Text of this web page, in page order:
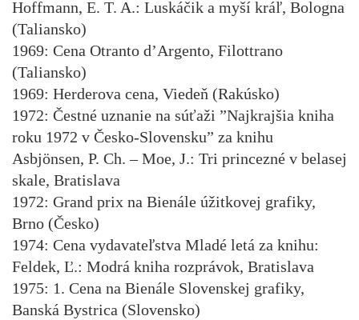
Hoffmann, E. T. A.: Luskáčik a myší kráľ, Bologna
(Taliansko)
1969: Cena Otranto d’Argento, Filottrano
(Taliansko)
1969: Herderova cena, Viedeň (Rakúsko)
1972: Čestné uznanie na súťaži ”Najkrajšia kniha
roku 1972 v Česko-Slovensku” za knihu
Asbjönsen, P. Ch. – Moe, J.: Tri princezné v belasej
skale, Bratislava
1972: Grand prix na Bienále úžitkovej grafiky,
Brno (Česko)
1974: Cena vydavateľstva Mladé letá za knihu:
Feldek, Ľ.: Modrá kniha rozprávok, Bratislava
1975: 1. Cena na Bienále Slovenskej grafiky,
Banská Bystrica (Slovensko)